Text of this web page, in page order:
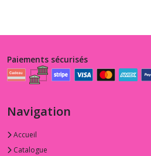
Paiements sécurisés
Navigation
Accueil
Catalogue